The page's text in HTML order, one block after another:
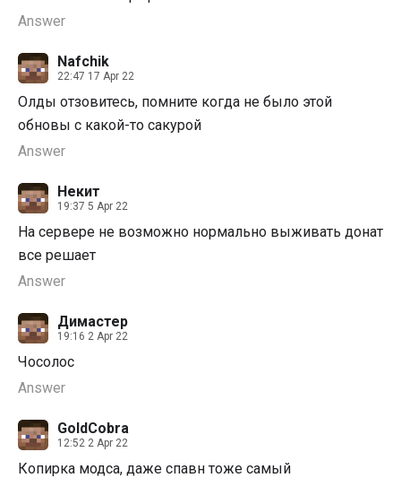
Answer
Nafchik
22:47 17 Apr 22
Олды отзовитесь, помните когда не было этой
обновы с какой-то сакурой
Answer
Некит
19:37 5 Apr 22
На сервере не возможно нормально выживать донат
все решает
Answer
Димастер
19:16 2 Apr 22
Чосолос
Answer
GoldCobra
12:52 2 Apr 22
Копирка модса, даже спавн тоже самый